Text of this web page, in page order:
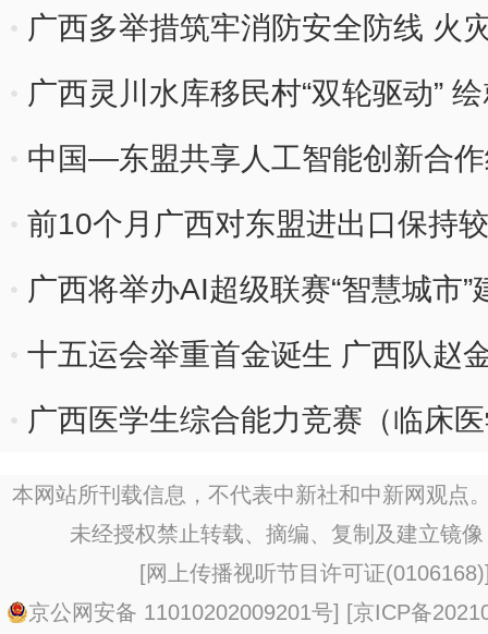
广西多举措筑牢消防安全防线 火
广西灵川水库移民村“双轮驱动”
中国—东盟共享人工智能创新合
前10个月广西对东盟进出口保持
广西将举办AI超级联赛“智慧城市
十五运会举重首金诞生 广西队赵
广西医学生综合能力竞赛（临床
本网站所刊载信息，不代表中新社和中新网观点
未经授权禁止转载、摘编、复制及建立镜
[网上传播视听节目许可证(0106168)
京公网安备 11010202009201号] [京ICP备